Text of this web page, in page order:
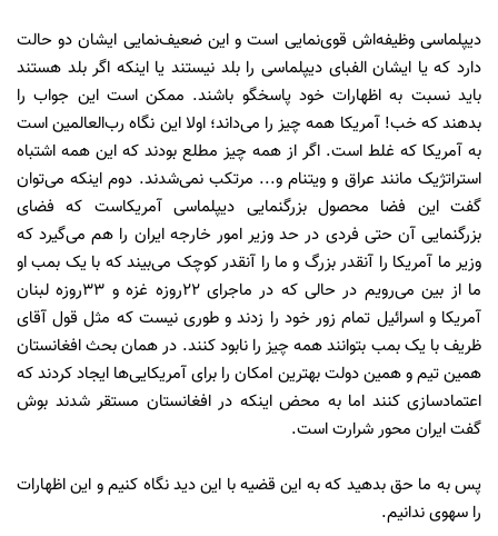
دیپلماسی وظیفه‌‌اش قوی‌نمایی است و این ضعیف‌نمایی ایشان دو حالت
دارد که یا ایشان الفبای دیپلماسی را بلد نیستند یا اینکه اگر بلد هستند
باید نسبت به اظهارات خود پاسخگو باشند. ممکن است این جواب را
بدهند که خب! آمریکا همه چیز را می‌داند؛ اولا این نگاه رب‌العالمین است
به آمریکا که غلط است. اگر از همه چیز مطلع بودند که این همه اشتباه
استراتژیک مانند عراق و ویتنام و... مرتکب نمی‌شدند. دوم اینکه می‌توان
گفت این فضا محصول بزرگنمایی دیپلماسی آمریکاست که فضای
بزرگنمایی آن حتی فردی در حد وزیر امور خارجه ایران را هم می‌گیرد که
وزیر ما آمریکا را آنقدر بزرگ و ما را آنقدر کوچک می‌بیند که با یک بمب او
ما از بین می‌رویم در حالی که در ماجرای 22روزه غزه و 33روزه لبنان
آمریکا و اسرائیل تمام زور خود را زدند و طوری نیست که مثل قول آقای
ظریف با یک بمب بتوانند همه چیز را نابود کنند. در همان بحث افغانستان
همین تیم و همین دولت بهترین امکان را برای آمریکایی‌ها ایجاد کردند که
اعتماد‌سازی کنند اما به محض اینکه در افغانستان مستقر شدند بوش
گفت ایران محور شرارت است.
پس به ما حق بدهید که به این قضیه با این دید نگاه کنیم و این اظهارات
را سهوی ندانیم.